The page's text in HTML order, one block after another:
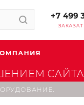
+7 499